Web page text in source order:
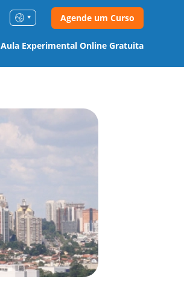
Aula Experimental Online Gratuita
Agende um Curso